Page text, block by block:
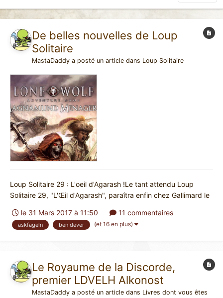
De belles nouvelles de Loup
Solitaire
MastaDaddy a posté un article dans Loup Solitaire
Loup Solitaire 29 : L'oeil d'Agarash !Le tant attendu Loup
Solitaire 29, "L'Œil d'Agarash", paraîtra enfin chez Gallimard le
Scriptarium, qui s'est assuré que la traduction respecte celle
des livres précédents. On ne va pas vous spoiler,...
le 31 Mars 2017 à 11:50 11 commentaires
askfageln ben dever (et 16 en plus)
Le Royaume de la Discorde,
premier LDVELH Alkonost
MastaDaddy a posté un article dans Livres dont vous êtes